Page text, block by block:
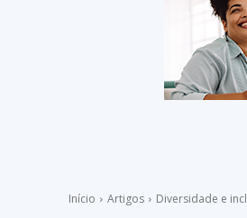
Início Artigos Diversidade e